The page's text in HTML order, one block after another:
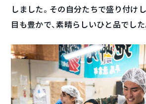
しました。その自分たちで盛り付け
目も豊かで、素晴らしいひと品でした